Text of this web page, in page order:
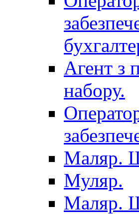
Агент з
набору.
Маляр.
Муляр.
Маляр.